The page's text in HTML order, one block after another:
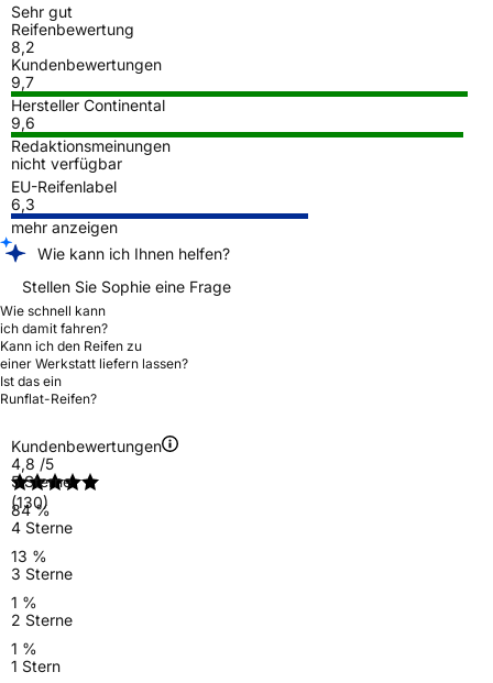
Sehr gut
Reifenbewertung
8,2
Kundenbewertungen
9,7
Hersteller Continental
9,6
Redaktionsmeinungen
nicht verfügbar
EU-Reifenlabel
6,3
mehr anzeigen
Wie kann ich Ihnen helfen?
Stellen Sie Sophie eine Frage
Wie schnell kann
ich damit fahren?
Kann ich den Reifen zu
einer Werkstatt liefern lassen?
Ist das ein
Runflat-Reifen?
Kundenbewertungen
4,8 /5
(130)
5 Sterne
84 %
4 Sterne
13 %
3 Sterne
1 %
2 Sterne
1 %
1 Stern